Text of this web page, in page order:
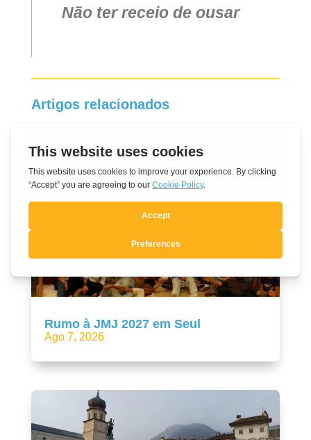
Não ter receio de ousar
Artigos relacionados
Rumo à JMJ 2027 em Seul
Ago 7, 2026